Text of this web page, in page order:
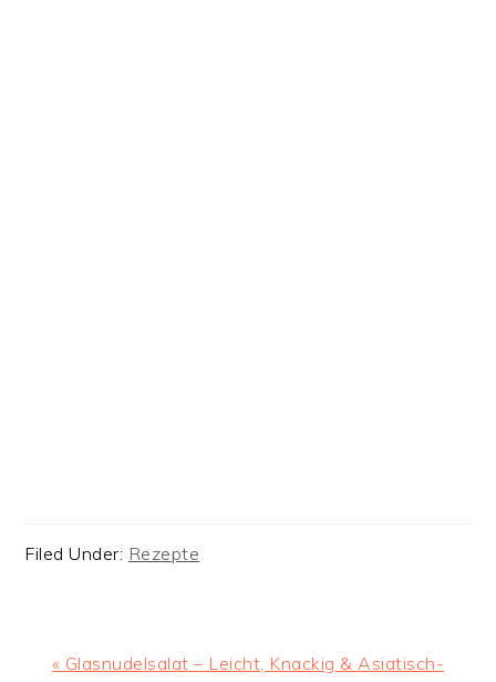
Filed Under: Rezepte
Previous
« Glasnudelsalat – Leicht, Knackig & Asiatisch-